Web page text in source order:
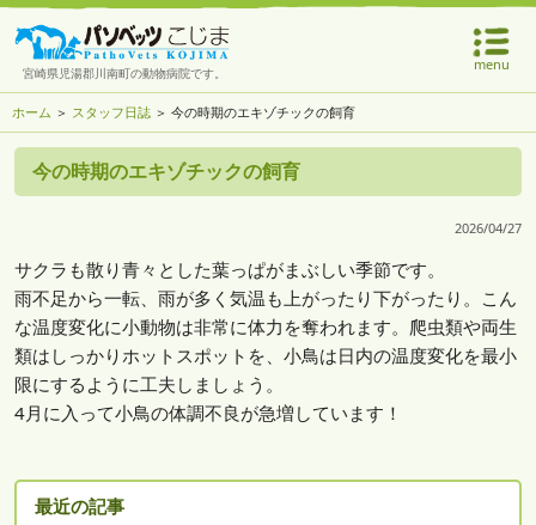
宮崎県児湯郡川南町の動物病院です。
menu
ホーム ＞ スタッフ日誌 ＞ 今の時期のエキゾチックの飼育
今の時期のエキゾチックの飼育
2026/04/27
サクラも散り青々とした葉っぱがまぶしい季節です。
雨不足から一転、雨が多く気温も上がったり下がったり。こん
な温度変化に小動物は非常に体力を奪われます。爬虫類や両生
類はしっかりホットスポットを、小鳥は日内の温度変化を最小
限にするように工夫しましょう。
4月に入って小鳥の体調不良が急増しています！
最近の記事